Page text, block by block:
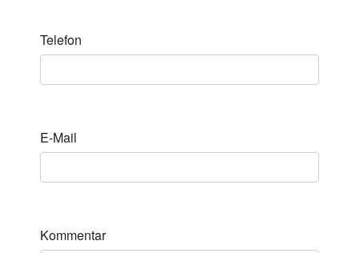
Telefon
E-Mail
Kommentar